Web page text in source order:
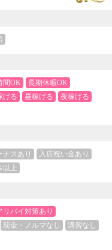
間OK
長期休暇OK
げる 昼稼げる
夜稼げる
ナスあり
入店祝い金あり
以上
リバイ対策あり
罰金・ノルマなし
講習なし